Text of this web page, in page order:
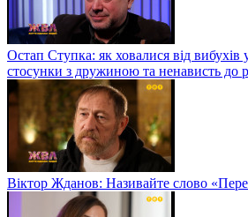
Остап Ступка: як ховалися від вибухів
стосунки з дружиною та ненависть до
Віктор Жданов: Називайте слово